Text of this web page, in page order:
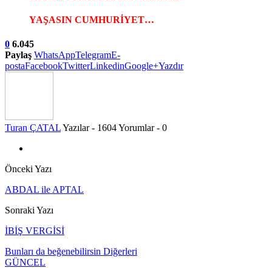
YAŞASIN CUMHURİYET…
0 6.045
Paylaş WhatsAppTelegramE-
postaFacebookTwitterLinkedinGoogle+Yazdır
Turan ÇATALYazılar - 1604Yorumlar - 0
Önceki Yazı
ABDAL ile APTAL
Sonraki Yazı
İBİŞ VERGİSİ
Bunları da beğenebilirsin Diğerleri
GÜNCEL